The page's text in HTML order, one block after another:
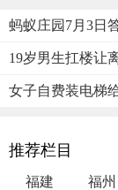
蚂蚁庄园7月3日
19岁男生扛楼让
女子自费装电梯
推荐栏目
福建 福州